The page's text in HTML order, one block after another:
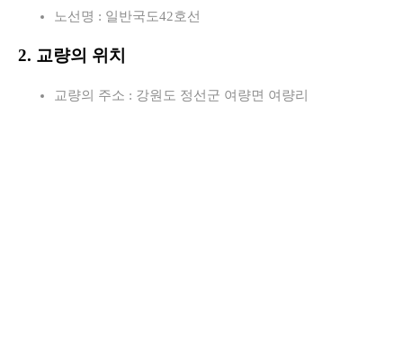
노선명 : 일반국도42호선
2. 교량의 위치
교량의 주소 : 강원도 정선군 여량면 여량리